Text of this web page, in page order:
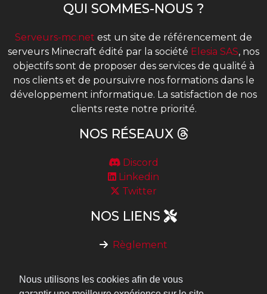
Nous utilisons les cookies afin de vous
QUI SOMMES-NOUS ?
Serveurs-mc.net est un site de référencement de
serveurs Minecraft édité par la société Elesia SAS, nos
objectifs sont de proposer des services de qualité à
nos clients et de poursuivre nos formations dans le
développement informatique. La satisfaction de nos
clients reste notre priorité.
NOS RÉSEAUX
Discord
Linkedin
Twitter
NOS LIENS
Règlement
Nous contacter
Notre API de vérification de vote